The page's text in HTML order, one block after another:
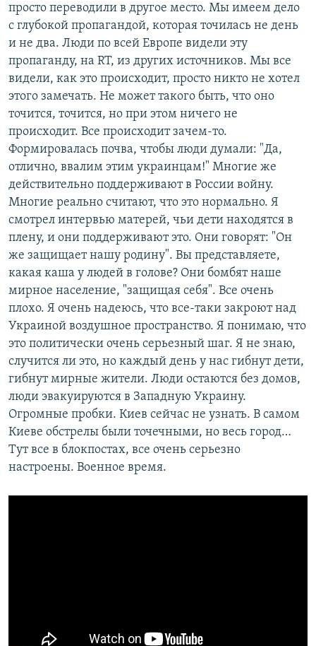
просто переводили в другое место. Мы имеем дело
с глубокой пропагандой, которая точилась не день
и не два. Люди по всей Европе видели эту
пропаганду, на RT, из других источников. Мы все
видели, как это происходит, просто никто не хотел
этого замечать. Не может такого быть, что оно
точится, точится, но при этом ничего не
происходит. Все происходит зачем-то.
Формировалась почва, чтобы люди думали: "Да,
отлично, ввалим этим украинцам!" Многие же
действительно поддерживают в России войну.
Многие реально считают, что это нормально. Я
смотрел интервью матерей, чьи дети находятся в
плену, и они поддерживают это. Они говорят: "Он
же защищает нашу родину". Вы представляете,
какая каша у людей в голове? Они бомбят наше
мирное население, "защищая себя". Все очень
плохо. Я очень надеюсь, что все-таки закроют над
Украиной воздушное пространство. Я понимаю, что
это политически очень серьезный шаг. Я не знаю,
случится ли это, но каждый день у нас гибнут дети,
гибнут мирные жители. Люди остаются без домов,
люди эвакуируются в Западную Украину.
Огромные пробки. Киев сейчас не узнать. В самом
Киеве обстрелы были точечными, но весь город…
Тут все в блокпостах, все очень серьезно
настроены. Военное время.